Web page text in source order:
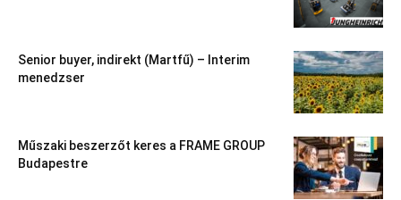
Senior buyer, indirekt (Martfű) – Interim
menedzser
Műszaki beszerzőt keres a FRAME GROUP
Budapestre